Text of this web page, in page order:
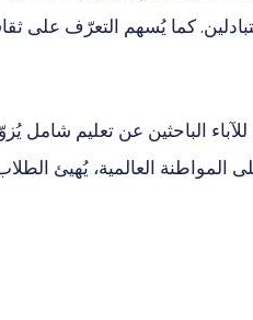
كما يُسهم التعرّف على
للآباء الباحثين عن تعليم
على المواطنة العالمية، يُهيئ